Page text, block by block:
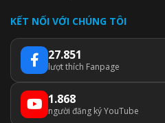
KẾT NỐI VỚI CHÚNG TÔI
27.851
lượt thích Fanpage
1.868
người đăng ký YouTube